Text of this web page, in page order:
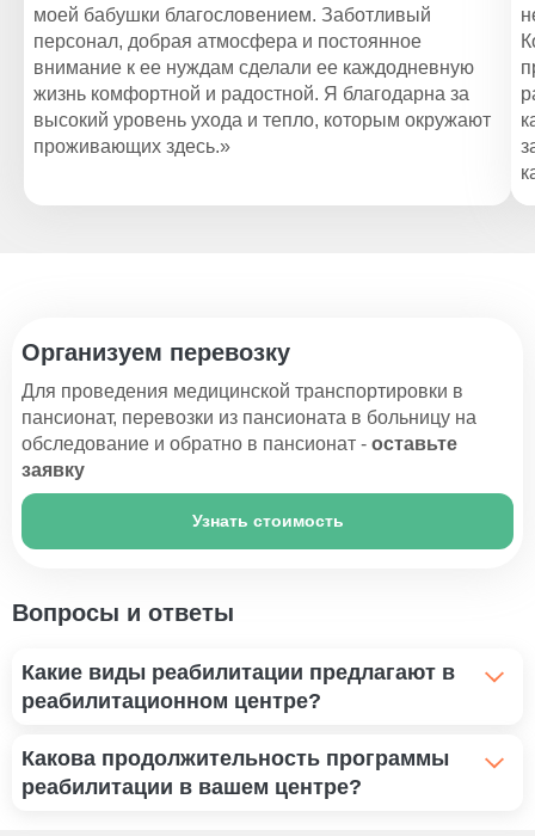
моей бабушки благословением. Заботливый
персонал, добрая атмосфера и постоянное
внимание к ее нуждам сделали ее каждодневную
жизнь комфортной и радостной. Я благодарна за
высокий уровень ухода и тепло, которым окружают
проживающих здесь.»
Организуем перевозку
Для проведения медицинской транспортировки в
пансионат, перевозки из пансионата в больницу на
обследование и обратно в пансионат - оставьте
заявку
Узнать стоимость
Вопросы и ответы
Какие виды реабилитации предлагают в
реабилитационном центре?
профессиональный уход за пациентами с
хроническими заболеваниями, а также
Какова продолжительность программы
реабилитации в вашем центре?